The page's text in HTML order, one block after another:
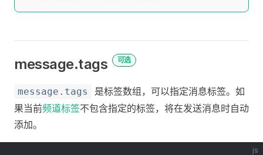
message.tags 可选
message.tags
是标签数组，可以指定消息标签。如
果当前频道标签不包含指定的标签，将在发送消息时自动
添加。
js